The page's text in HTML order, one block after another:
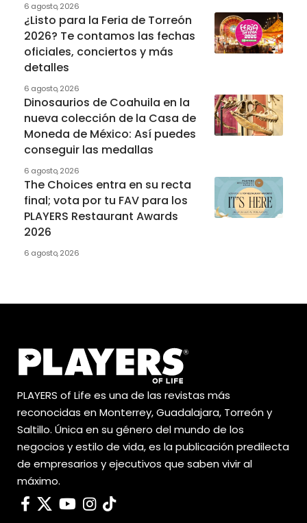
6 agosto, 2026
¿Listo para la Feria de Torreón
2026? Te contamos las fechas
oficiales, conciertos y más
detalles
6 agosto, 2026
Dinosaurios de Coahuila en la
nueva colección de la Casa de
Moneda de México: Así puedes
conseguir las medallas
6 agosto, 2026
The Choices entra en su recta
final; vota por tu FAV para los
PLAYERS Restaurant Awards
2026
6 agosto, 2026
PLAYERS of Life es una de las revistas más
reconocidas en Monterrey, Guadalajara, Torreón y
Saltillo. Única en su género del mundo de los
negocios y estilo de vida, es la publicación predilecta
de empresarios y ejecutivos que saben vivir al
máximo.